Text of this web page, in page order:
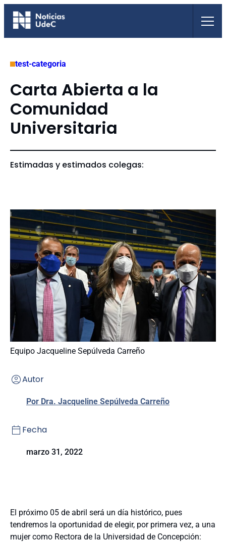
Saltar
test-categoria
Carta Abierta a la
Comunidad
Universitaria
Estimadas y estimados colegas:
Equipo Jacqueline Sepúlveda Carreño
Autor
Por Dra. Jacqueline Sepúlveda Carreño
Fecha
marzo 31, 2022
El próximo 05 de abril será un día histórico, pues
tendremos la oportunidad de elegir, por primera vez, a una
mujer como Rectora de la Universidad de Concepción: